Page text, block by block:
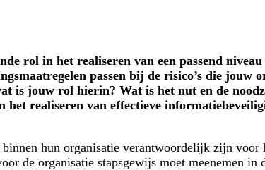
rol in het realiseren van een passend
passen bij de risico’s die
is jouw rol hierin? Wat is het nut en de
het realiseren van effectieve
hun organisatie verantwoordelijk zijn
de organisatie stapsgewijs moet meenemen